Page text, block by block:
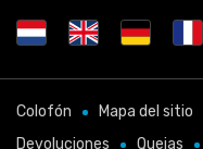
Colofón Mapa del sitio
Devoluciones
Quejas